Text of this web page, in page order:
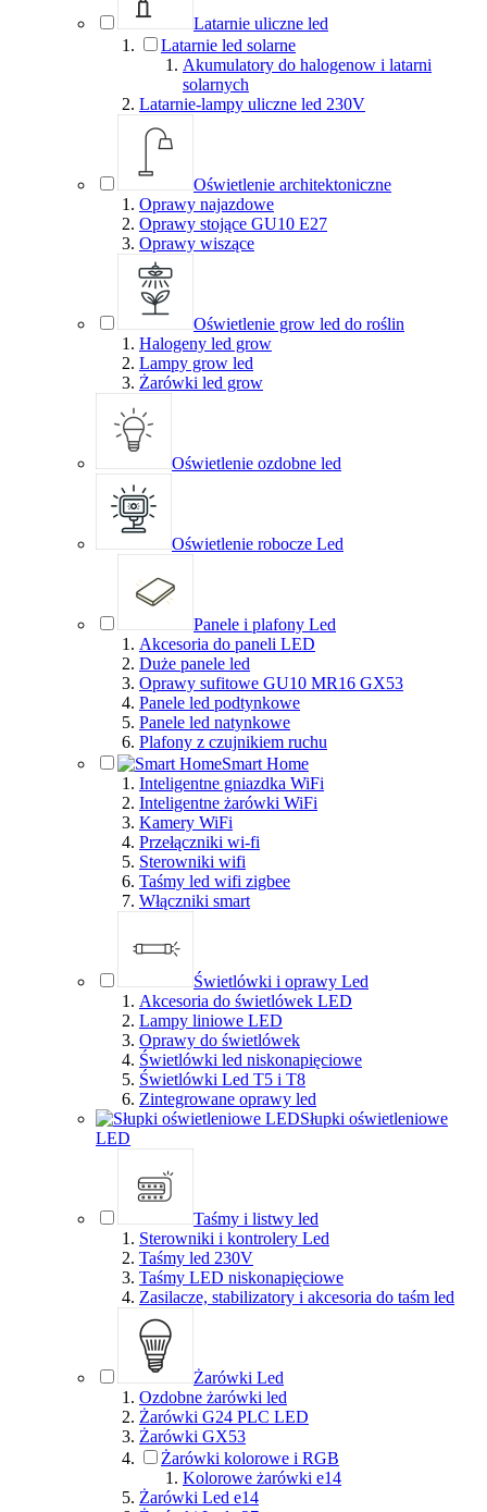
Latarnie uliczne led
Latarnie led solarne
Akumulatory do halogenow i latarni
solarnych
Latarnie-lampy uliczne led 230V
Oświetlenie architektoniczne
Oprawy najazdowe
Oprawy stojące GU10 E27
Oprawy wiszące
Oświetlenie grow led do roślin
Halogeny led grow
Lampy grow led
Żarówki led grow
Oświetlenie ozdobne led
Oświetlenie robocze Led
Panele i plafony Led
Akcesoria do paneli LED
Duże panele led
Oprawy sufitowe GU10 MR16 GX53
Panele led podtynkowe
Panele led natynkowe
Plafony z czujnikiem ruchu
Smart Home
Inteligentne gniazdka WiFi
Inteligentne żarówki WiFi
Kamery WiFi
Przełączniki wi-fi
Sterowniki wifi
Taśmy led wifi zigbee
Włączniki smart
Świetlówki i oprawy Led
Akcesoria do świetlówek LED
Lampy liniowe LED
Oprawy do świetlówek
Świetlówki led niskonapięciowe
Świetlówki Led T5 i T8
Zintegrowane oprawy led
Słupki oświetleniowe
LED
Taśmy i listwy led
Sterowniki i kontrolery Led
Taśmy led 230V
Taśmy LED niskonapięciowe
Zasilacze, stabilizatory i akcesoria do taśm led
Żarówki Led
Ozdobne żarówki led
Żarówki G24 PLC LED
Żarówki GX53
Żarówki kolorowe i RGB
Kolorowe żarówki e14
Żarówki Led e14